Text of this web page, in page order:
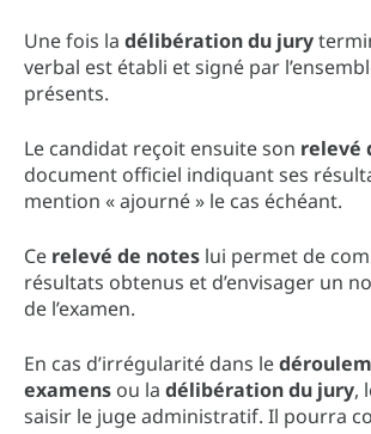
Une fois la délibération du jury
verbal est établi et signé par
présents.
Le candidat reçoit ensuite son relevé
document officiel indiquant ses
mention « ajourné » le cas échéant.
Ce relevé de notes lui permet de
résultats obtenus et d’envisager un
de l’examen.
En cas d’irrégularité dans le
examens ou la délibération du jury,
saisir le juge administratif. Il pourra